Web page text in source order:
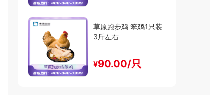
草原跑步鸡 笨鸡1只装
3斤左右
¥90.00/只